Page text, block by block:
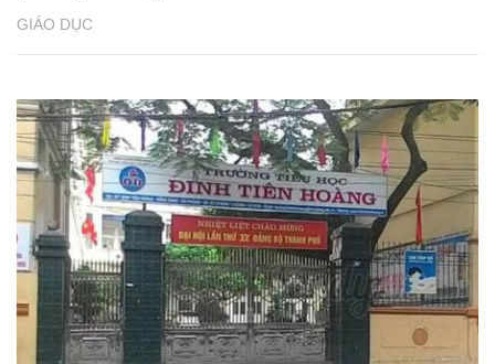
GIÁO DỤC